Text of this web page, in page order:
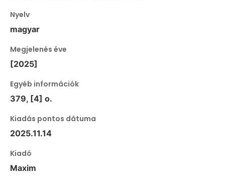
Nyelv
magyar
Megjelenés éve
[2025]
Egyéb információk
379, [4] o.
Kiadás pontos dátuma
2025.11.14
Kiadó
Maxim